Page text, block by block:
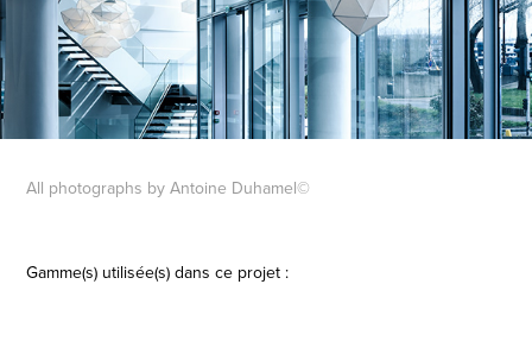
All photographs by Antoine Duhamel©
Gamme(s) utilisée(s) dans ce projet :